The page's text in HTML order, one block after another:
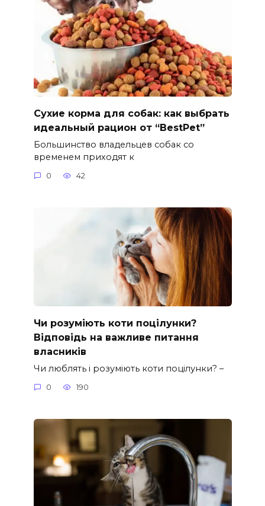
Сухие корма для собак: как выбрать
идеальный рацион от “BestPet”
Большинство владельцев собак со
временем приходят к
0 42
Чи розуміють коти поцілунки?
Відповідь на важливе питання
власників
Чи люблять і розуміють коти поцілунки? –
0 190